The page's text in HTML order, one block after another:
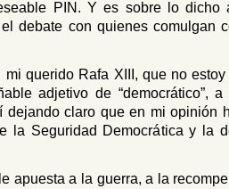
PIN. Y es sobre lo dicho
el debate con quienes comulgan
mi querido Rafa XIII, que no
adjetivo de “democrático”,
dejando claro que en mi opinión
la Seguridad Democrática y la
apuesta a la guerra, a la